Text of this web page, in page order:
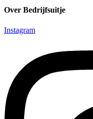
Over Bedrijfsuitje
Instagram